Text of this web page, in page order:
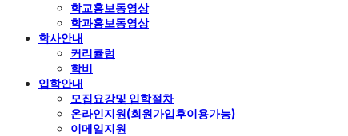
학교홍보동영상
학과홍보동영상
학사안내
커리큘럼
학비
입학안내
모집요강및 입학절차
온라인지원(회원가입후이용가능)
이메일지원